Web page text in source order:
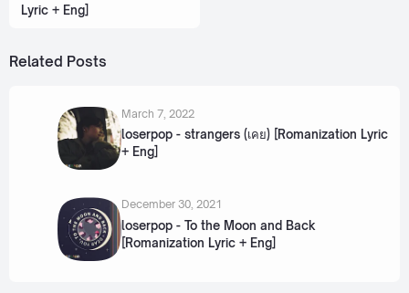
Lyric + Eng]
Related Posts
March 7, 2022
loserpop - strangers (เคย) [Romanization Lyric
+ Eng]
December 30, 2021
loserpop - To the Moon and Back
[Romanization Lyric + Eng]